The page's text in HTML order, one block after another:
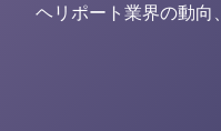
ヘリポート業界の動向